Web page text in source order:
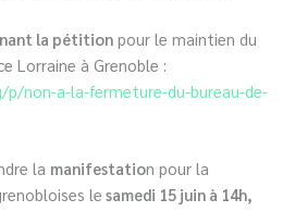
la pétition pour le maintien du
Lorraine à Grenoble :
p/non-a-la-fermeture-du-bureau-de-
la manifestation pour la
le samedi 15 juin à 14h,